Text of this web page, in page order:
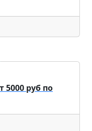
5000 руб по